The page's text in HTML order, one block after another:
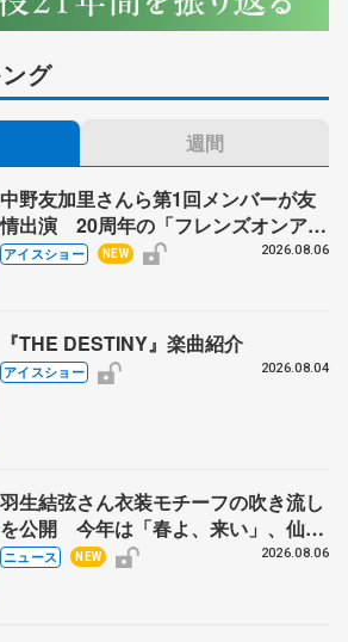
グ
週間
中野友加里さんら第1回メンバーが友
情出演 20周年の「フレンズオンアイ
ス」 宮本賢二さん、有川梨絵さん、
アイスショー NEW 2026.08.06
『THE DESTINY』楽曲紹介
アイスショー 2026.08.04
羽生結弦さん衣装モチーフの吹き流し
を公開 今年は「春よ、来い」、仙台
の瑞鳳殿
ニュース NEW 2026.08.06